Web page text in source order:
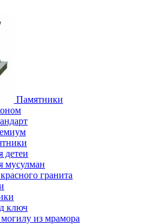
Памятники
детеи
мусулман
гранита
ключ
из мрамора